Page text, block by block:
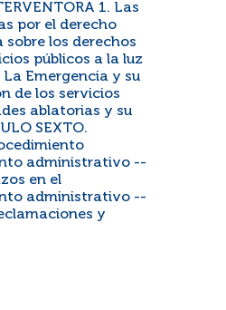
1. Las
por el derecho
los derechos
públicos a la luz
Emergencia y su
de los servicios
ablatorias y su
SEXTO.
administrativo --
en el
administrativo --
y